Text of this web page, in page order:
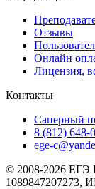
Отзывы
Онлайн
Лицензия,
Контакты
Саперный
8 (812) 648-
ege-
© 2008-2026 ЕГЭ
1089847207273,